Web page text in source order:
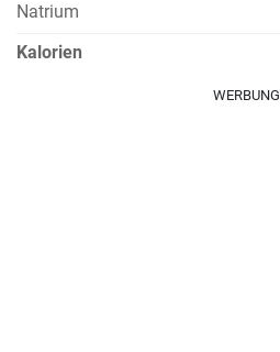
Natrium
Kalorien
WERBUNG